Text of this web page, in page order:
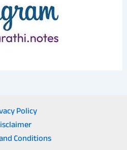
Policy
Conditions